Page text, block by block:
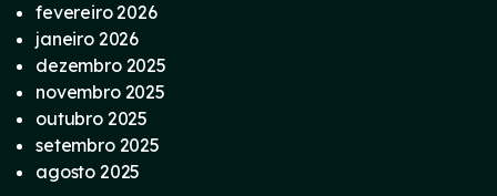
fevereiro 2026
janeiro 2026
dezembro 2025
novembro 2025
outubro 2025
setembro 2025
agosto 2025